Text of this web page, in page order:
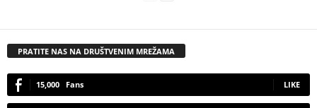
PRATITE NAS NA DRUŠTVENIM MREŽAMA
15,000 Fans LIKE